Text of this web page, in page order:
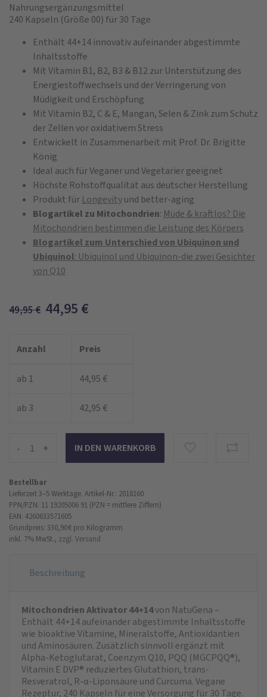
Nahrungsergänzungsmittel
240 Kapseln (Größe 00) für 30 Tage
Enthält 44+14 innovativ aufeinander abgestimmte
Inhaltsstoffe
Mit Vitamin B1, B2, B3 & B12 zur Unterstützung des
Energiestoffwechsels und der Verringerung von
Müdigkeit und Erschöpfung
Mit Vitamin B2, C & E, Mangan, Selen & Zink zum Schutz
der Zellen vor oxidativem Stress
Entwickelt in Zusammenarbeit mit Prof. Dr. Brigitte
König
Ideal auch für Veganer und Vegetarier geeignet
Höchste Rohstoffqualität aus deutscher Herstellung
Produkt für Longevityund better-aging
Blogartikel zu Mitochondrien: Müde & kraftlos? Die
Mitochondrien bestimmen die Leistung des Körpers
Blogartikel zum Unterschied von Ubiquinon und
Ubiquinol: Ubiquinol und Ubiquinon-die zwei Gesichter
von Q10
49,95€ 44,95 €
Anzahl Preis
ab 1 44,95 €
ab 3 42,95 €
- +
Bestellbar
Lieferzeit 3–5 Werktage. Artikel-Nr.: 2018160
PPN/PZN: 11 19205006 91 (PZN = mittlere Ziffern)
EAN: 4260633571605
Grundpreis: 330,90 € pro Kilogramm
inkl. 7% MwSt., zzgl. Versand
Beschreibung
Mitochondrien Aktivator 44+14von NatuGena –
Enthält 44+14 aufeinander abgestimmte Inhaltsstoffe
wie bioaktive Vitamine, Mineralstoffe, Antioxidantien
und Aminosäuren. Zusätzlich sinnvoll ergänzt mit
Alpha-Ketoglutarat, Coenzym Q10, PQQ (MGCPQQ®),
Vitamin E DVP® reduziertes Glutathion, trans-
Resveratrol, R-α-Liponsäure und Curcuma. Vegane
Rezeptur, 240 Kapseln für eine Versorgung für 30 Tage.